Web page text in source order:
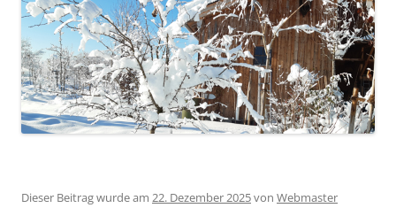
Dieser Beitrag wurde am 22. Dezember 2025von Webmaster